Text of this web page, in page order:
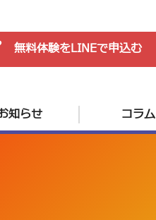
無料体験をLINEで申込む
知らせ コラム